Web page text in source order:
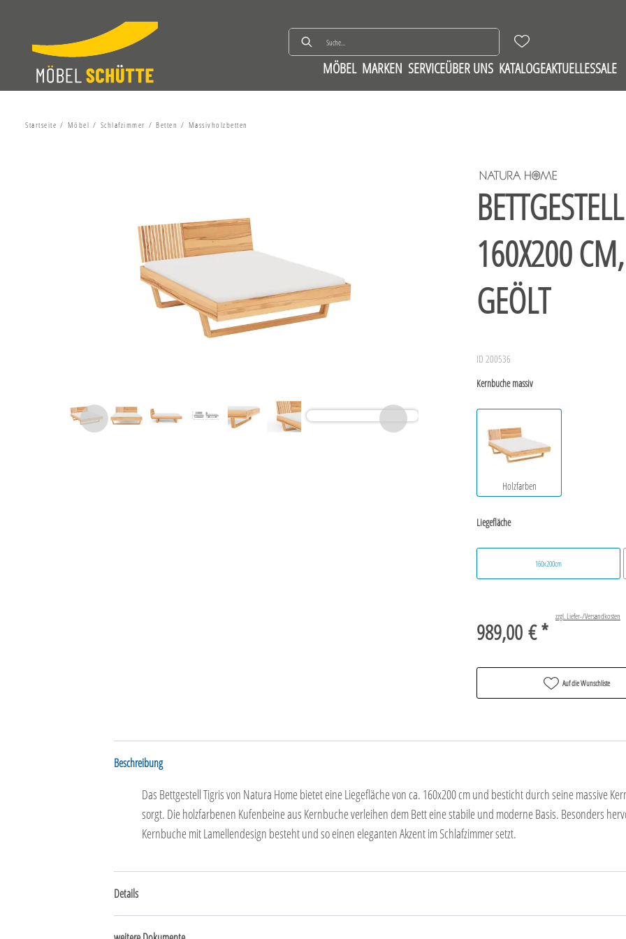
MÖBEL MARKEN SERVICEÜBER UNS KATALOGEAKTUELLESSALE
Startseite Möbel Schlafzimmer Betten Massivholzbetten
160X200
GEÖLT
ID 200536
Kernbuche massiv
Holzfarben
Liegefläche
160x200cm
989,00 € *
zzgl. Liefer-/Versandkosten
Auf die Wunschliste
Beschreibung
Das Bettgestell Tigris von Natura Home bietet eine Liegefläche von ca. 160x200 cm und besticht durch seine massive
sorgt. Die holzfarbenen Kufenbeine aus Kernbuche verleihen dem Bett eine stabile und moderne Basis. Besonders
Kernbuche mit Lamellendesign besteht und so einen eleganten Akzent im Schlafzimmer setzt.
Details